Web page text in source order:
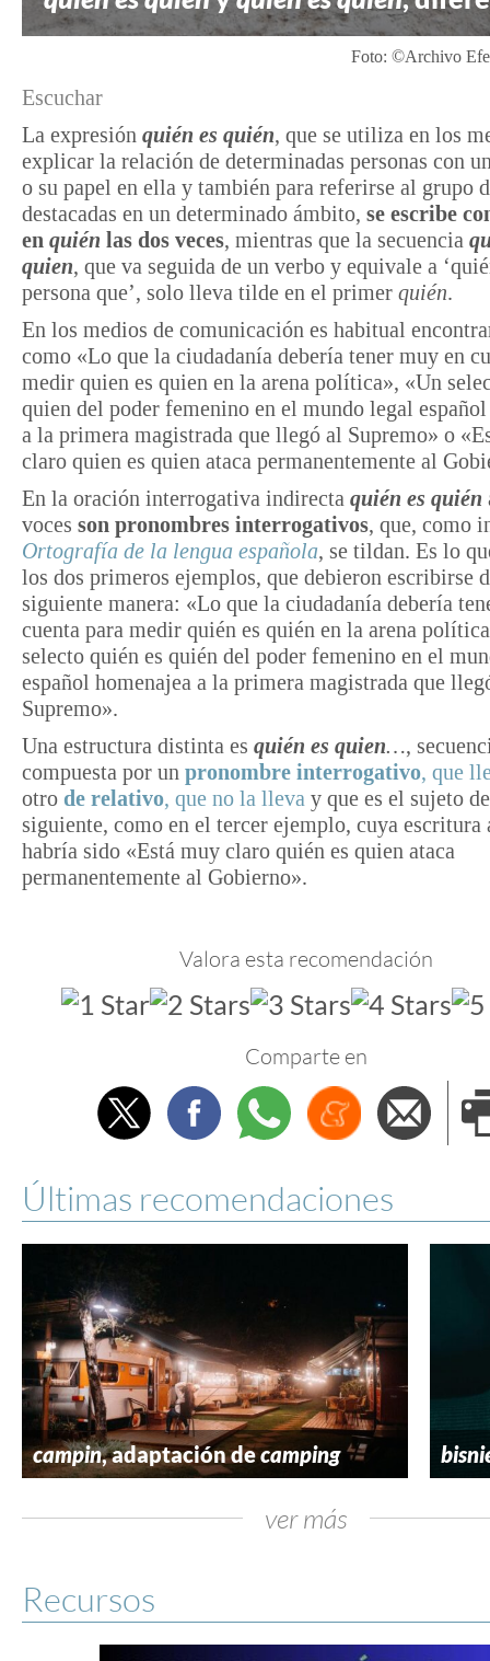
Foto: ©Archivo
Escuchar
La expresión quién es quién, que se utiliza en los
explicar la relación de determinadas personas con
o su papel en ella y también para referirse al grupo
destacadas en un determinado ámbito, se escribe
en quién las dos veces, mientras que la secuencia
quien, que va seguida de un verbo y equivale a
persona que’, solo lleva tilde en el primer quién.
En los medios de comunicación es habitual
como «Lo que la ciudadanía debería tener muy en
medir quien es quien en la arena política», «Un
quien del poder femenino en el mundo legal
a la primera magistrada que llegó al Supremo» o
claro quien es quien ataca permanentemente al
En la oración interrogativa indirecta quién es quién
voces son pronombres interrogativos, que, como
Ortografía de la lengua española, se tildan. Es lo
los dos primeros ejemplos, que debieron escribirse
siguiente manera: «Lo que la ciudadanía debería
cuenta para medir quién es quién en la arena
selecto quién es quién del poder femenino en el
español homenajea a la primera magistrada que
Supremo».
Una estructura distinta es quién es quien…,
compuesta por un pronombre interrogativo, que
otro de relativo, que no la lleva y que es el sujeto
siguiente, como en el tercer ejemplo, cuya escritura
habría sido «Está muy claro quién es quien ataca
permanentemente al Gobierno».
Valora esta recomendación
Comparte en
TwitterFacebookWhatsappMenéame
Últimas recomendaciones
campin, adaptación decamping
ver más
Recursos